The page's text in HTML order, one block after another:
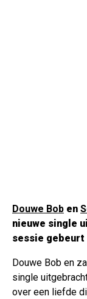
Douwe Bob en
nieuwe single
sessie gebeurt
Douwe Bob en
single
over een liefde